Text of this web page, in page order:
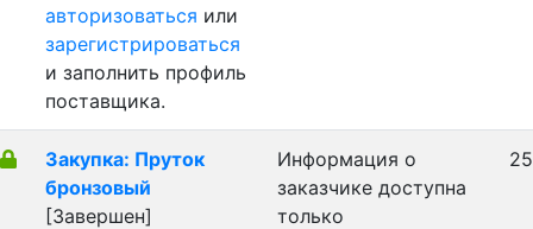
авторизоваться или
зарегистрироваться
и заполнить профиль
поставщика.
Закупка: Пруток
бронзовый
[Завершен]
Информация о
заказчике доступна
только